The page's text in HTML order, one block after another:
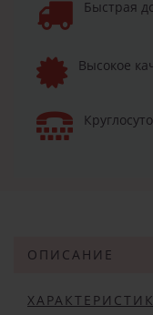
Быстрая
Высокое
ОПИСАНИЕ